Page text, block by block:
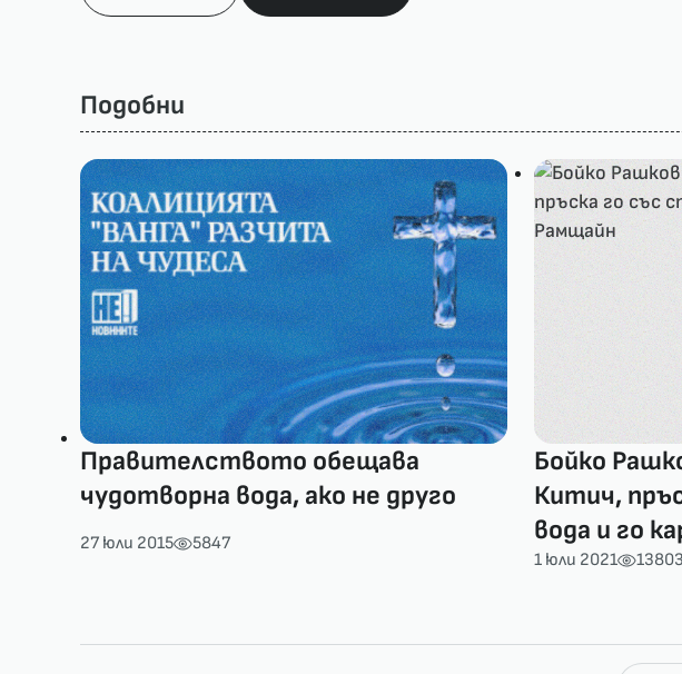
Подобни
Правителството обещава
чудотворна вода, ако не друго
27 юли 2015 5847
Бойко
Китич,
вода и го
1 юли 2021 13803